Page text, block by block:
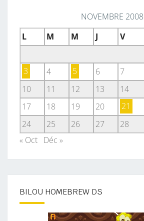
NOVEMBRE 2008
L
M M J V
3
4 5 6 7
10
11 12 13 14
17
18 19 20 21
24
25 26 27 28
« Oct Déc »
BILOU HOMEBREW DS